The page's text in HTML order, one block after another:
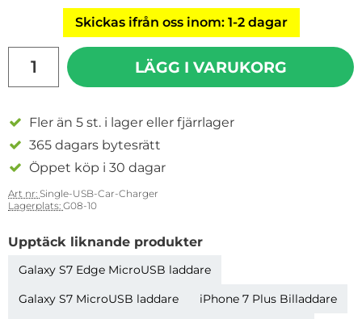
Skickas ifrån oss inom: 1-2 dagar
LÄGG I VARUKORG
Fler än 5 st. i lager eller fjärrlager
365 dagars bytesrätt
Öppet köp i 30 dagar
Art nr: Single-USB-Car-Charger
Lagerplats: G08-10
Upptäck liknande produkter
Galaxy S7 Edge MicroUSB laddare
Galaxy S7 MicroUSB laddare
iPhone 7 Plus Billaddare